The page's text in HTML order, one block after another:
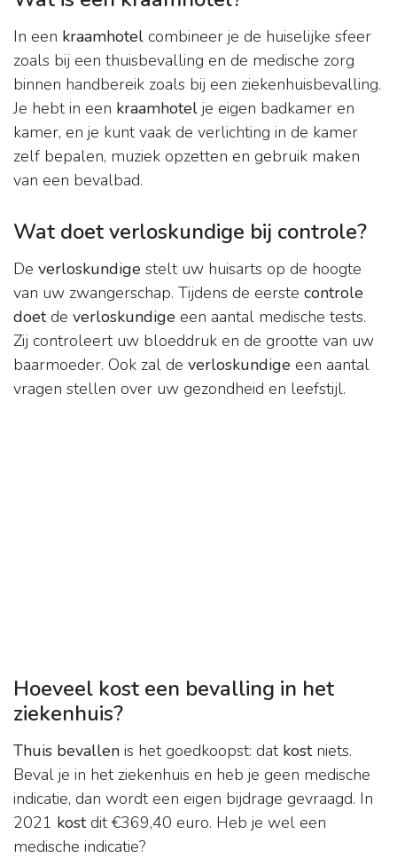
In een kraamhotel combineer je de huiselijke sfeer
zoals bij een thuisbevalling en de medische zorg
binnen handbereik zoals bij een ziekenhuisbevalling.
Je hebt in een kraamhotel je eigen badkamer en
kamer, en je kunt vaak de verlichting in de kamer
zelf bepalen, muziek opzetten en gebruik maken
van een bevalbad.
Wat doet verloskundige bij controle?
De verloskundige stelt uw huisarts op de hoogte
van uw zwangerschap. Tijdens de eerste controle
doetde verloskundige een aantal medische tests.
Zij controleert uw bloeddruk en de grootte van uw
baarmoeder. Ook zal de verloskundige een aantal
vragen stellen over uw gezondheid en leefstijl.
Hoeveel kost een bevalling in het
ziekenhuis?
Thuis bevallen is het goedkoopst: dat kostniets.
Beval je in het ziekenhuis en heb je geen medische
indicatie, dan wordt een eigen bijdrage gevraagd. In
2021 kostdit €369,40 euro. Heb je wel een
medische indicatie?